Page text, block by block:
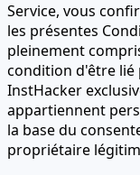
Service, vous
les présentes
pleinement
condition d'être lié
InstHacker
appartiennent
la base du
propriétaire